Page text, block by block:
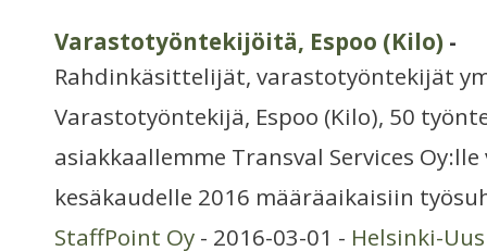
Varastotyöntekijöitä, Espoo (Kilo) -
Rahdinkäsittelijät, varastotyöntekijät
Varastotyöntekijä, Espoo (Kilo), 50
asiakkaallemme Transval Services
kesäkaudelle 2016 määräaikaisiin
StaffPoint Oy - 2016-03-01 - Helsinki-